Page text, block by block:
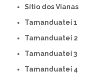
Sítio dos Vianas
Tamanduateí 1
Tamanduateí 2
Tamanduateí 3
Tamanduateí 4